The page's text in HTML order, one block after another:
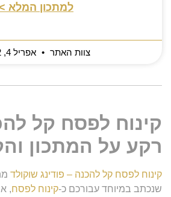
למתכון המלא
צוות האתר אפריל 4, 2022
קינוח לפסח קל
רקע על המתכון
קינוח לפסח קל להכנה – פודינג שוקולד
שנכתב במיוחד עבורכם כ-קינוח לפסח,